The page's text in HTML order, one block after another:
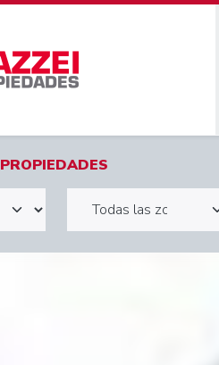
PROPIEDADES